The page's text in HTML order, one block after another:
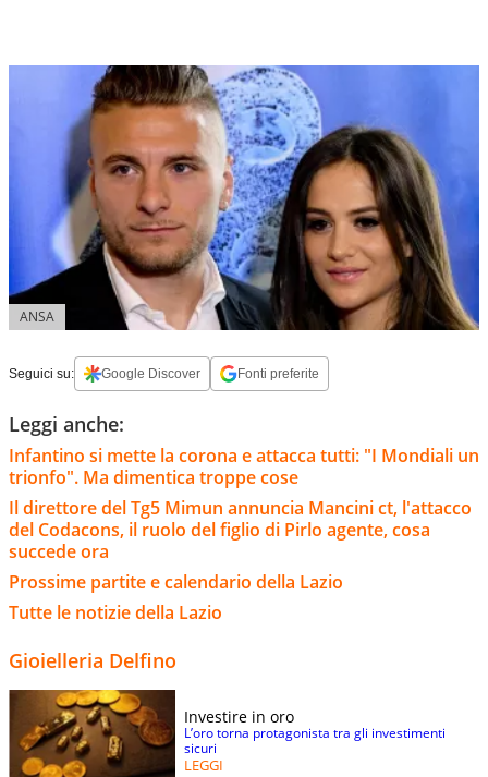
ANSA
Seguici su: Google Discover Fonti preferite
Leggi anche:
Infantino si mette la corona e attacca tutti: "I Mondiali un
trionfo". Ma dimentica troppe cose
Il direttore del Tg5 Mimun annuncia Mancini ct, l'attacco
del Codacons, il ruolo del figlio di Pirlo agente, cosa
succede ora
Prossime partite e calendario della Lazio
Tutte le notizie della Lazio
Gioielleria Delfino
Investire in oro
L’oro torna protagonista tra gli investimenti
sicuri
LEGGI